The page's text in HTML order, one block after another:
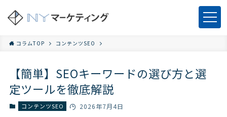
コラムTOP コンテンツSEO
【簡単】SEOキーワードの選び方と選
定ツールを徹底解説
コンテンツSEO 2026年7月4日